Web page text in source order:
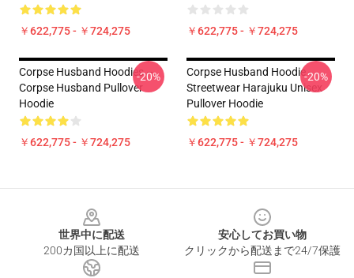
￥622,775 - ￥724,275 ￥622,775 - ￥724,275
Corpse Husband Hoodies –
Corpse Husband Pullover
Hoodie
￥622,775 - ￥724,275
-20%
Corpse Husband Hoodie -
Streetwear Harajuku Unisex
Pullover Hoodie
￥622,775 - ￥724,275
-20%
世界中に配送
200カ国以上に配送
安心してお買い物
クリックから配送まで24/7保護